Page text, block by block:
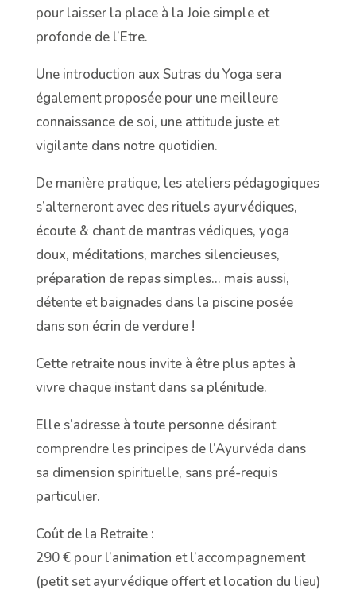
pour laisser la place à la Joie simple et
profonde de l’Etre.
Une introduction aux Sutras du Yoga sera
également proposée pour une meilleure
connaissance de soi, une attitude juste et
vigilante dans notre quotidien.
De manière pratique, les ateliers pédagogiques
s’alterneront avec des rituels ayurvédiques,
écoute & chant de mantras védiques, yoga
doux, méditations, marches silencieuses,
préparation de repas simples… mais aussi,
détente et baignades dans la piscine posée
dans son écrin de verdure !
Cette retraite nous invite à être plus aptes à
vivre chaque instant dans sa plénitude.
Elle s’adresse à toute personne désirant
comprendre les principes de l’Ayurvéda dans
sa dimension spirituelle, sans pré-requis
particulier.
Coût de la Retraite :
290 € pour l’animation et l’accompagnement
(petit set ayurvédique offert et location du lieu)